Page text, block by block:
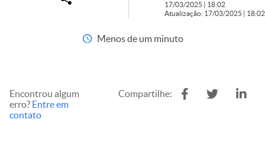
17/03/2025 | 18:02
Atualização: 17/03/2025 | 18:02
Menos de um minuto
Encontrou algum
erro? Entre em
contato
Compartilhe: